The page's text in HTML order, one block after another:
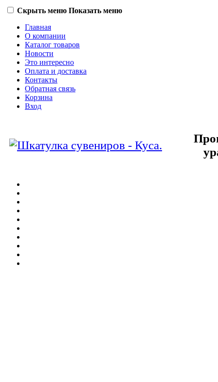
Скрыть меню Показать меню
Главная
О компании
Каталог товаров
Новости
Это интересно
Оплата и доставка
Контакты
Обратная связь
Корзина
Вход